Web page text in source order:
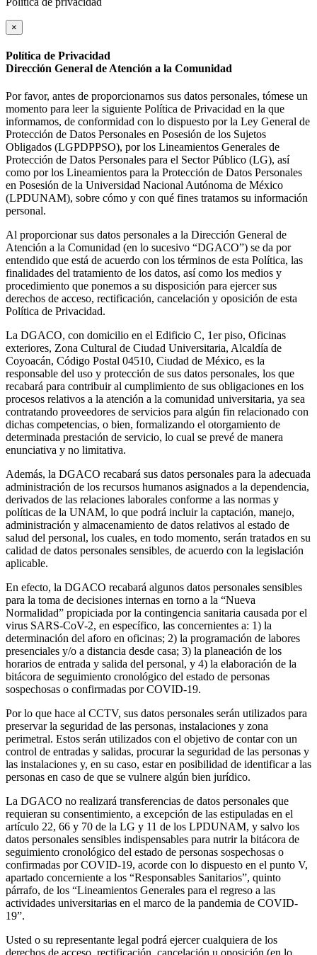
×
Política de Privacidad
Dirección General de Atención a la Comunidad
Por favor, antes de proporcionarnos sus datos personales, tómese un
momento para leer la siguiente Política de Privacidad en la que
informamos, de conformidad con lo dispuesto por la Ley General de
Protección de Datos Personales en Posesión de los Sujetos
Obligados (LGPDPPSO), por los Lineamientos Generales de
Protección de Datos Personales para el Sector Público (LG), así
como por los Lineamientos para la Protección de Datos Personales
en Posesión de la Universidad Nacional Autónoma de México
(LPDUNAM), sobre cómo y con qué fines tratamos su información
personal.
Al proporcionar sus datos personales a la Dirección General de
Atención a la Comunidad (en lo sucesivo “DGACO”) se da por
entendido que está de acuerdo con los términos de esta Política, las
finalidades del tratamiento de los datos, así como los medios y
procedimiento que ponemos a su disposición para ejercer sus
derechos de acceso, rectificación, cancelación y oposición de esta
Política de Privacidad.
La DGACO, con domicilio en el Edificio C, 1er piso, Oficinas
exteriores, Zona Cultural de Ciudad Universitaria, Alcaldía de
Coyoacán, Código Postal 04510, Ciudad de México, es la
responsable del uso y protección de sus datos personales, los que
recabará para contribuir al cumplimiento de sus obligaciones en los
procesos relativos a la atención a la comunidad universitaria, ya sea
contratando proveedores de servicios para algún fin relacionado con
dichas competencias, o bien, formalizando el otorgamiento de
determinada prestación de servicio, lo cual se prevé de manera
enunciativa y no limitativa.
Además, la DGACO recabará sus datos personales para la adecuada
administración de los recursos humanos asignados a la dependencia,
derivados de las relaciones laborales conforme a las normas y
políticas de la UNAM, lo que podrá incluir la captación, manejo,
administración y almacenamiento de datos relativos al estado de
salud del personal, los cuales, en todo momento, serán tratados en su
calidad de datos personales sensibles, de acuerdo con la legislación
aplicable.
En efecto, la DGACO recabará algunos datos personales sensibles
para la toma de decisiones internas en torno a la “Nueva
Normalidad” propiciada por la contingencia sanitaria causada por el
virus SARS-CoV-2, en específico, las concernientes a: 1) la
determinación del aforo en oficinas; 2) la programación de labores
presenciales y/o a distancia desde casa; 3) la planeación de los
horarios de entrada y salida del personal, y 4) la elaboración de la
bitácora de seguimiento cronológico del estado de personas
sospechosas o confirmadas por COVID-19.
Por lo que hace al CCTV, sus datos personales serán utilizados para
preservar la seguridad de las personas, instalaciones y zona
perimetral. Estos serán utilizados con el objetivo de contar con un
control de entradas y salidas, procurar la seguridad de las personas y
las instalaciones y, en su caso, estar en posibilidad de identificar a las
personas en caso de que se vulnere algún bien jurídico.
La DGACO no realizará transferencias de datos personales que
requieran su consentimiento, a excepción de las estipuladas en el
artículo 22, 66 y 70 de la LG y 11 de los LPDUNAM, y salvo los
datos personales sensibles indispensables para nutrir la bitácora de
seguimiento cronológico del estado de personas sospechosas o
confirmadas por COVID-19, acorde con lo dispuesto en el punto V,
apartado concerniente a los “Responsables Sanitarios”, quinto
párrafo, de los “Lineamientos Generales para el regreso a las
actividades universitarias en el marco de la pandemia de COVID-
19”.
Usted o su representante legal podrá ejercer cualquiera de los